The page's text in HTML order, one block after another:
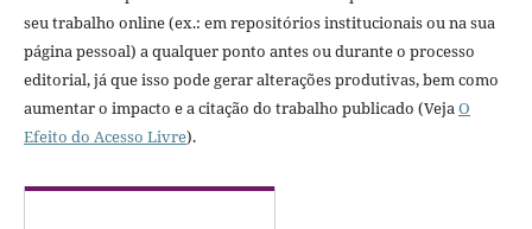
seu trabalho online (ex.: em repositórios institucionais ou na sua
página pessoal) a qualquer ponto antes ou durante o processo
editorial, já que isso pode gerar alterações produtivas, bem como
aumentar o impacto e a citação do trabalho publicado (VejaO
Efeito do Acesso Livre).